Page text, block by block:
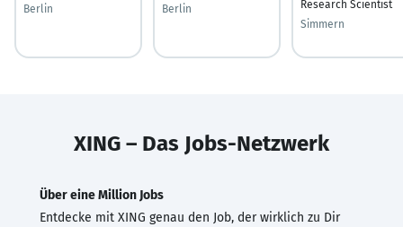
Berlin
Berlin
Research Scientist
Simmern
XING – Das Jobs-Netzwerk
Über eine Million Jobs
Entdecke mit XING genau den Job, der wirklich zu Dir